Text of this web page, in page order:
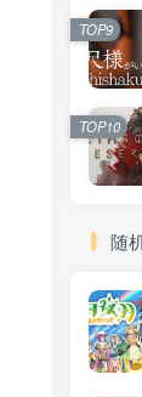
TOP9
TOP10
随